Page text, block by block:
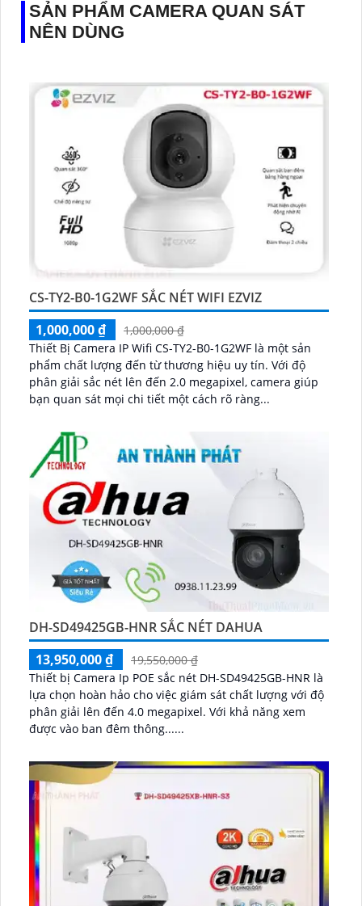
SẢN PHẨM CAMERA QUAN SÁT
NÊN DÙNG
CS-TY2-B0-1G2WF SẮC NÉT WIFI EZVIZ
1,000,000 ₫
1,000,000 ₫
Thiết Bị Camera IP Wifi CS-TY2-B0-1G2WF là một sản
phẩm chất lượng đến từ thương hiệu uy tín. Với độ
phân giải sắc nét lên đến 2.0 megapixel, camera giúp
bạn quan sát mọi chi tiết một cách rõ ràng...
DH-SD49425GB-HNR SẮC NÉT DAHUA
13,950,000 ₫
19,550,000 ₫
Thiết bị Camera Ip POE sắc nét DH-SD49425GB-HNR là
lựa chọn hoàn hảo cho việc giám sát chất lượng với độ
phân giải lên đến 4.0 megapixel. Với khả năng xem
được vào ban đêm thông......